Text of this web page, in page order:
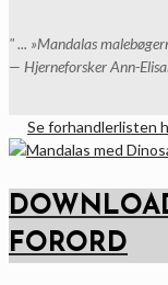
" ... »Mandalas
— Hjerneforsker Ann-
Se forhandlerlisten
FORORD